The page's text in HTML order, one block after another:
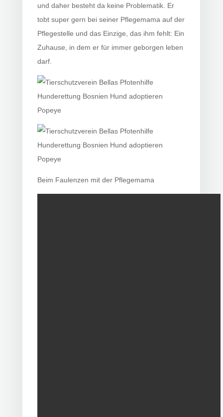
und daher besteht da keine Problematik. Er
tobt super gern bei seiner Pflegemama auf der
Pflegestelle und das Einzige, das ihm fehlt: Ein
Zuhause, in dem er für immer geborgen leben
darf.
Beim Faulenzen mit der Pflegemama